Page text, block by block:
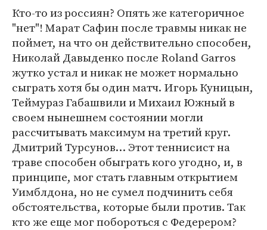
Кто-то из россиян? Опять же категоричное
"нет"! Марат Сафин после травмы никак не
поймет, на что он действительно способен,
Николай Давыденко после Roland Garros
жутко устал и никак не может нормально
сыграть хотя бы один матч. Игорь Куницын,
Теймураз Габашвили и Михаил Южный в
своем нынешнем состоянии могли
рассчитывать максимум на третий круг.
Дмитрий Турсунов… Этот теннисист на
траве способен обыграть кого угодно, и, в
принципе, мог стать главным открытием
Уимблдона, но не сумел подчинить себя
обстоятельства, которые были против. Так
кто же еще мог побороться с Федерером?